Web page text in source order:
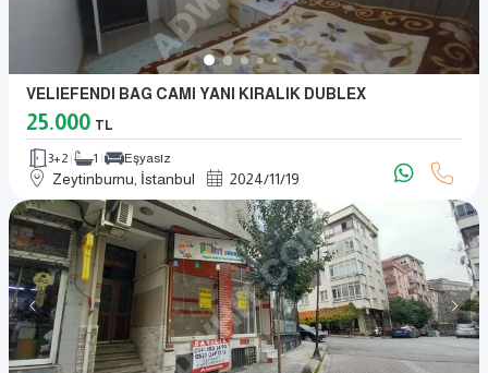
VELIEFENDI BAG CAMI YANI KIRALIK DUBLEX
25.000 TL
3+2 1 Eşyasız
Zeytinburnu, İstanbul 2024/11/19